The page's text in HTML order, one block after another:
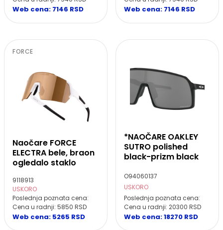
Web cena: 7146 RSD Web cena: 7146 RSD
FORCE
Naočare FORCE
ELECTRA bele, braon
ogledalo staklo
9118913
USKORO
Poslednja poznata cena:
Cena u radnji: 5850 RSD
Web cena: 5265 RSD
*NAOČARE OAKLEY
SUTRO polished
black-prizm black
O94060137
USKORO
Poslednja poznata cena:
Cena u radnji: 20300 RSD
Web cena: 18270 RSD